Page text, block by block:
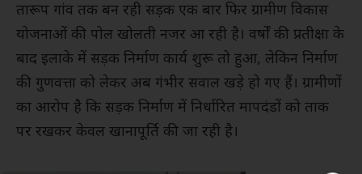
तारूप गांव तक बन रही सड़क एक बार फिर ग्रामीण विकास
योजनाओं की पोल खोलती नजर आ रही है। वर्षों की प्रतीक्षा के
बाद इलाके में सड़क निर्माण कार्य शुरू तो हुआ, लेकिन निर्माण
की गुणवत्ता को लेकर अब गंभीर सवाल खड़े हो गए हैं। ग्रामीणों
का आरोप है कि सड़क निर्माण में निर्धारित मापदंडों को ताक
पर रखकर केवल खानापूर्ति की जा रही है।